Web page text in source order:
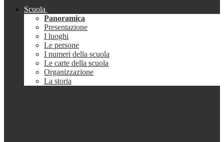
Scuola
Panoramica
Presentazione
I luoghi
Le persone
I numeri della scuola
Le carte della scuola
Organizzazione
La storia